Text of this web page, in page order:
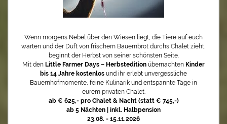
Wenn morgens Nebel über den Wiesen liegt, die Tiere auf euch
warten und der Duft von frischem Bauernbrot durchs Chalet zieht,
beginnt der Herbst von seiner schönsten Seite.
Mit den Little Farmer Days – Herbstedition übernachten Kinder
bis 14 Jahre kostenlos und ihr erlebt unvergessliche
Bauernhofmomente, feine Kulinarik und entspannte Tage in
eurem privaten Chalet.
ab € 625,- pro Chalet & Nacht (statt € 745,-)
ab 5 Nächten | inkl. Halbpension
23.08. - 15.11.2026